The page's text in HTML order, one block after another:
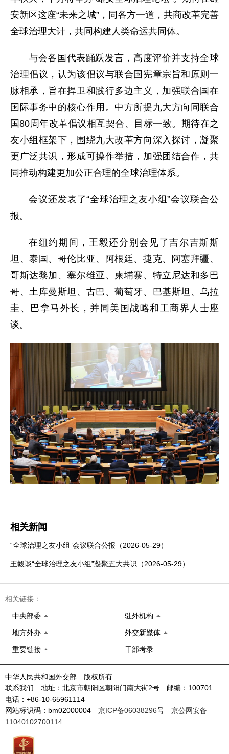
安新区这座“未来之城”，同各方一道，共商改革完善
全球治理大计，共同构建人类命运共同体。
与会各国代表踊跃发言，高度评价并支持全球
治理倡议，认为该倡议与联合国宪章宗旨和原则一
脉相承，旨在捍卫和践行多边主义，加强联合国在
国际事务中的核心作用。中方所提九大方向同联合
国80周年改革倡议相互契合、目标一致。期待在之
友小组框架下，围绕九大改革方向深入探讨，凝聚
更广泛共识，形成可操作举措，加强团结合作，共
同推动构建更加公正合理的全球治理体系。
会议还发表了“全球治理之友小组”会议联合公
报。
在纽约期间，王毅还分别会见了吉尔吉斯斯
坦、泰国、哥伦比亚、阿根廷、捷克、阿塞拜疆、
哥斯达黎加、塞尔维亚、柬埔寨、特立尼达和多巴
哥、土库曼斯坦、古巴、葡萄牙、巴基斯坦、乌拉
圭、巴拿马外长，并同美国战略和工商界人士座
谈。
相关新闻
“全球治理之友小组”会议联合公报（2026-05-29）
王毅谈“全球治理之友小组”凝聚五大共识（2026-05-29）
相关链接：
中央部委 驻外机构
地方外办 外交新媒体
重要链接 干部考录
中华人民共和国外交部 版权所有
联系我们 地址：北京市朝阳区朝阳门南大街2号 邮编：100701
电话：+86-10-65961114
网站标识码：bm02000004 京ICP备06038296号
京公网安备
11040102700114